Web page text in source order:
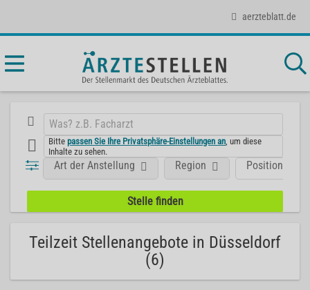
aerzteblatt.de
Bittepassen Sie Ihre Privatsphäre-Einstellungen an , um diese
Inhalte zu sehen.
Position
Art der Anstellung Region
Teilzeit Stellenangebote in Düsseldorf
(6)